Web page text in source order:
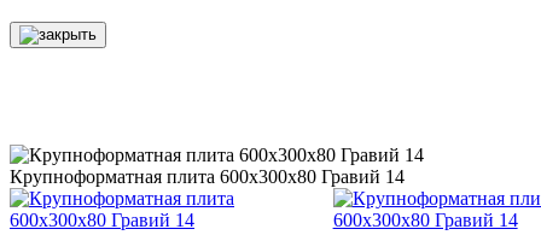
Крупноформатная плита 600х300х80 Гравий 14